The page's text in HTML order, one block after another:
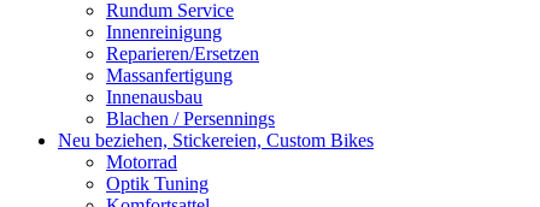
Rundum Service
Innenreinigung
Reparieren/Ersetzen
Massanfertigung
Innenausbau
Blachen / Persennings
Neu beziehen, Stickereien, Custom Bikes
Motorrad
Optik Tuning